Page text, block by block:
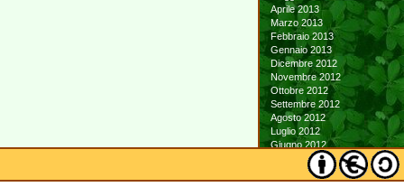
Aprile 2013
Marzo 2013
Febbraio 2013
Gennaio 2013
Dicembre 2012
Novembre 2012
Ottobre 2012
Settembre 2012
Agosto 2012
Luglio 2012
Giugno 2012
Maggio 2012
Aprile 2012